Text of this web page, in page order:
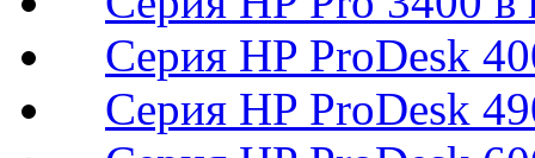
Серия HP ProDesk
Серия HP ProDesk